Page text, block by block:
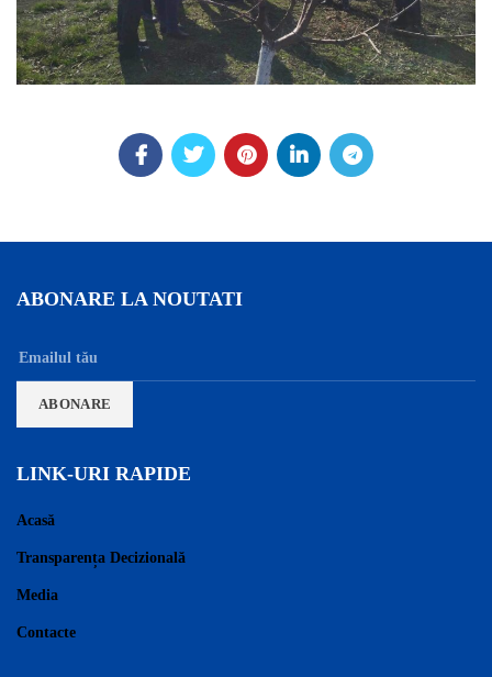
ABONARE LA NOUTATI
LINK-URI RAPIDE
Acasă
Transparența Decizională
Media
Contacte